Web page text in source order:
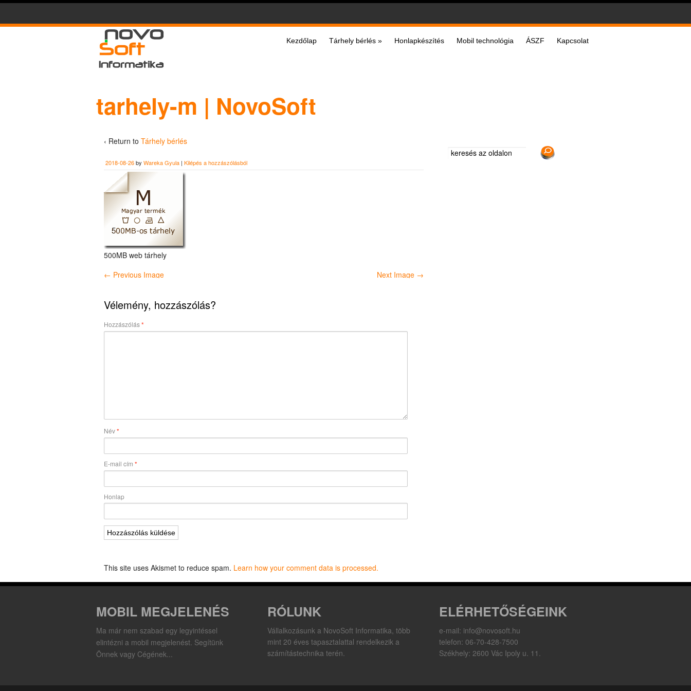
Kezdőlap Tárhely bérlés » Honlapkészítés Mobil technológia ÁSZF Kapcsolat
tarhely-m | NovoSoft
‹ Return to Tárhely bérlés
2018-08-26by Wareka Gyula | Kilépés a hozzászólásból
500MB web tárhely
← Previous Image
Next Image →
Vélemény, hozzászólás?
Hozzászólás*
Név*
E-mail cím *
Honlap
This site uses Akismet to reduce spam. Learn how your comment data is processed.
MOBIL MEGJELENÉS
Ma már nem szabad egy legyintéssel
elintézni a mobil megjelenést. Segítünk
Önnek vagy Cégének...
RÓLUNK
Vállalkozásunk a NovoSoft Informatika, több
mint 20 éves tapasztalattal rendelkezik a
számítástechnika terén.
ELÉRHETŐSÉGEINK
e-mail: info@novosoft.hu
telefon: 06-70-428-7500
Székhely: 2600 Vác Ipoly u. 11.